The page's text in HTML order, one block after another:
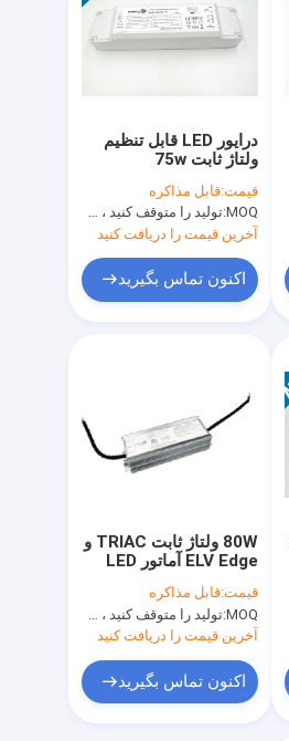
درایور LED قابل تنظیم
ولتاژ ثابت 75w
قیمت:قابل مذاکره
MOQ: تولید را متوقف کنید ، موجود نیست
آخرین قیمت را دریافت کنید
اکنون تماس بگیرید
80W ولتاژ ثابت TRIAC و
ELV Edge آماتور LED
3.33A حداکثر. MLU80V-
T1
قیمت:قابل مذاکره
MOQ: تولید را متوقف کنید ، موجود نیست
آخرین قیمت را دریافت کنید
اکنون تماس بگیرید